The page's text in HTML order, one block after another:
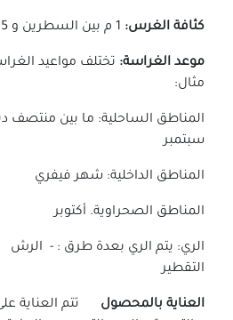
كثافة الغرس:
موعد الغراسة: تختلف مواعيد
مثال:
المناطق الساحلية: ما بين منتصف
سبتمبر
المناطق الداخلية: شهر فيفري
المناطق الصحراوية. أكتوبر
الري: يتم الري بعدة طرق : -
التقطير
العناية بالمحصول تتم العناية